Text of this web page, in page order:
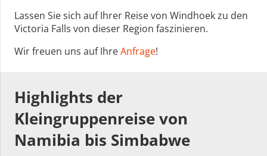
Lassen Sie sich auf Ihrer Reise von Windhoek zu den
Victoria Falls von dieser Region faszinieren.
Wir freuen uns auf IhreAnfrage!
Highlights der
Kleingruppenreise von
Namibia bis Simbabwe